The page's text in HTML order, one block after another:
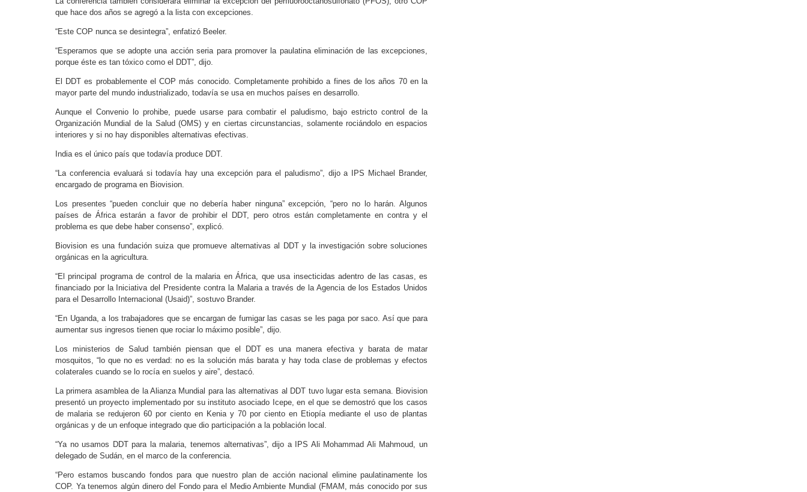
que hace dos años se agregó a la lista con excepciones.
“Este COP nunca se desintegra”, enfatizó Beeler.
“Esperamos que se adopte una acción seria para promover la paulatina eliminación de las excepciones,
porque éste es tan tóxico como el DDT”, dijo.
El DDT es probablemente el COP más conocido. Completamente prohibido a fines de los años 70 en la
mayor parte del mundo industrializado, todavía se usa en muchos países en desarrollo.
Aunque el Convenio lo prohibe, puede usarse para combatir el paludismo, bajo estricto control de la
Organización Mundial de la Salud (OMS) y en ciertas circunstancias, solamente rociándolo en espacios
interiores y si no hay disponibles alternativas efectivas.
India es el único país que todavía produce DDT.
“La conferencia evaluará si todavía hay una excepción para el paludismo”, dijo a IPS Michael Brander,
encargado de programa en Biovision.
Los presentes “pueden concluir que no debería haber ninguna” excepción, “pero no lo harán. Algunos
países de África estarán a favor de prohibir el DDT, pero otros están completamente en contra y el
problema es que debe haber consenso”, explicó.
Biovision es una fundación suiza que promueve alternativas al DDT y la investigación sobre soluciones
orgánicas en la agricultura.
“El principal programa de control de la malaria en África, que usa insecticidas adentro de las casas, es
financiado por la Iniciativa del Presidente contra la Malaria a través de la Agencia de los Estados Unidos
para el Desarrollo Internacional (Usaid)”, sostuvo Brander.
“En Uganda, a los trabajadores que se encargan de fumigar las casas se les paga por saco. Así que para
aumentar sus ingresos tienen que rociar lo máximo posible”, dijo.
Los ministerios de Salud también piensan que el DDT es una manera efectiva y barata de matar
mosquitos, “lo que no es verdad: no es la solución más barata y hay toda clase de problemas y efectos
colaterales cuando se lo rocía en suelos y aire”, destacó.
La primera asamblea de la Alianza Mundial para las alternativas al DDT tuvo lugar esta semana. Biovision
presentó un proyecto implementado por su instituto asociado Icepe, en el que se demostró que los casos
de malaria se redujeron 60 por ciento en Kenia y 70 por ciento en Etiopía mediante el uso de plantas
orgánicas y de un enfoque integrado que dio participación a la población local.
“Ya no usamos DDT para la malaria, tenemos alternativas”, dijo a IPS Ali Mohammad Ali Mahmoud, un
delegado de Sudán, en el marco de la conferencia.
“Pero estamos buscando fondos para que nuestro plan de acción nacional elimine paulatinamente los
COP. Ya tenemos algún dinero del Fondo para el Medio Ambiente Mundial (FMAM, más conocido por sus